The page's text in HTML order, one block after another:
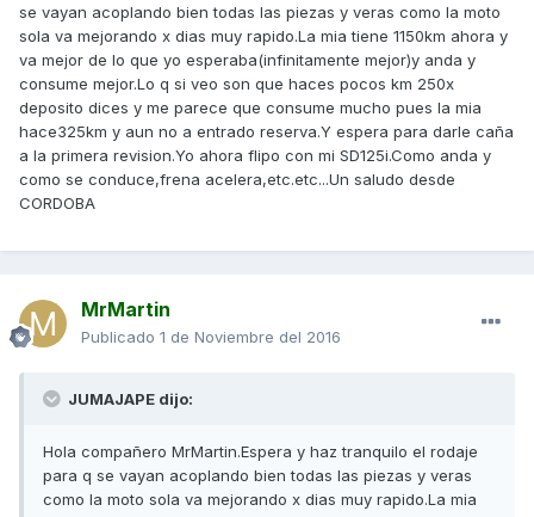
se vayan acoplando bien todas las piezas y veras como la moto
sola va mejorando x dias muy rapido.La mia tiene 1150km ahora y
va mejor de lo que yo esperaba(infinitamente mejor)y anda y
consume mejor.Lo q si veo son que haces pocos km 250x
deposito dices y me parece que consume mucho pues la mia
hace325km y aun no a entrado reserva.Y espera para darle caña
a la primera revision.Yo ahora flipo con mi SD125i.Como anda y
como se conduce,frena acelera,etc.etc...Un saludo desde
CORDOBA
MrMartin
Publicado 1 de Noviembre del 2016
JUMAJAPE dijo:
Hola compañero MrMartin.Espera y haz tranquilo el rodaje
para q se vayan acoplando bien todas las piezas y veras
como la moto sola va mejorando x dias muy rapido.La mia